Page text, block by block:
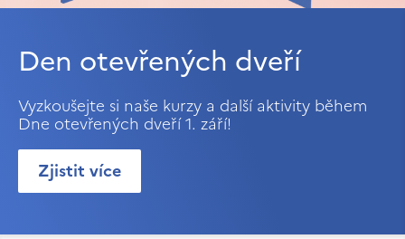
Den otevřených dveří
Vyzkoušejte si naše kurzy a další aktivity během
Dne otevřených dveří 1. září!
Zjistit více